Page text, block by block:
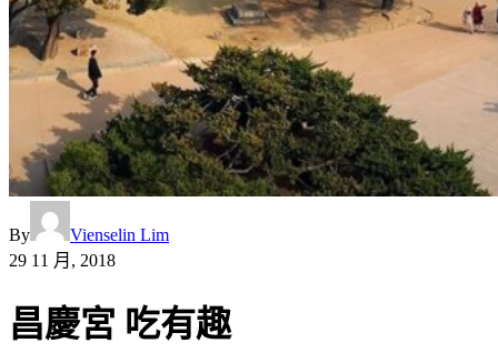
By
Vienselin Lim
29 11 月, 2018
昌慶宮 吃有趣